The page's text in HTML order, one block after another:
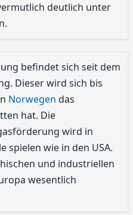
deutlich unter
befindet sich seit dem
Dieser wird sich bis
Norwegen das
hat. Die
wird in
spielen wie in den USA.
und industriellen
wesentlich